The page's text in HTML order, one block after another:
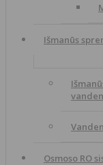
Išmanūs
Osmoso RO